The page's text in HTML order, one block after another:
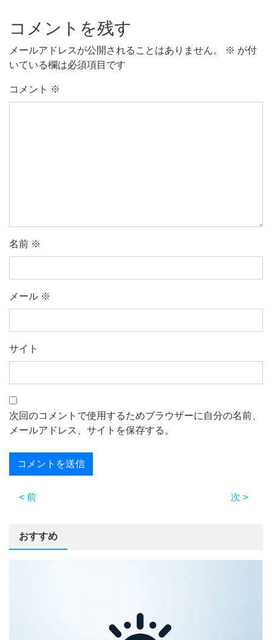
コメントを残す
メールアドレスが公開されることはありません。 ※ が付
いている欄は必須項目です
コメント ※
名前 ※
メール ※
サイト
次回のコメントで使用するためブラウザーに自分の名前、
メールアドレス、サイトを保存する。
< 前 次 >
おすすめ